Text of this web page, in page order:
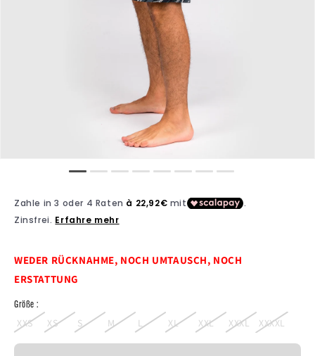
WEDER RÜCKNAHME, NOCH UMTAUSCH, NOCH
ERSTATTUNG
Größe :
XXS XS S M L XL XXL XXXL XXXXL